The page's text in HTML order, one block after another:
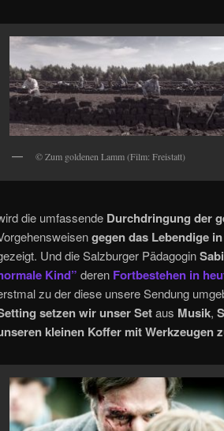
© Zum goldenen Lamm (Film: Freistatt)
die umfassende Durchdringung der
gegen das Lebendige
Und die Salzburger Pädagogin
Kind” deren Fortbestehen in
zu der diese unsere Sendung
setzen wir unser Setaus Musik,
kleinen Koffer mit Werkzeugen